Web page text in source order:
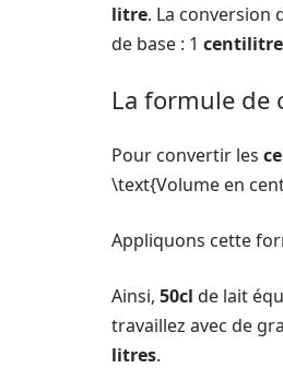
litre. La conversion
de base : 1 centilitre
La formule de
Pour convertir les
\text{Volume en
Appliquons cette
Ainsi, 50cl de lait
travaillez avec de
litres.